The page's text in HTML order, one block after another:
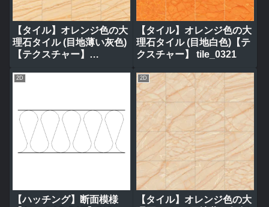
【タイル】オレンジ色の大
理石タイル (目地薄い灰色)
【テクスチャー】
【タイル】オレンジ色の大
理石タイル (目地白色)【テ
クスチャー】 tile_0321
2D
【ハッチング】断面模様
2D
【タイル】オレンジ色の大